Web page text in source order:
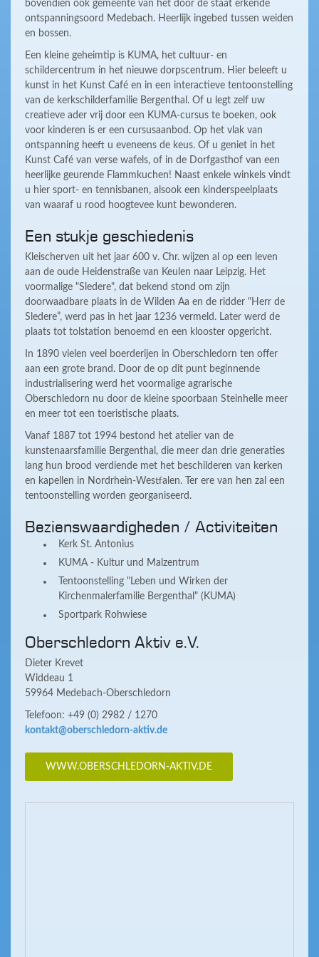
bovendien ook gemeente van het door de staat erkende
ontspanningsoord Medebach. Heerlijk ingebed tussen weiden
en bossen.
Een kleine geheimtip is KUMA, het cultuur- en
schildercentrum in het nieuwe dorpscentrum. Hier beleeft u
kunst in het Kunst Café en in een interactieve tentoonstelling
van de kerkschilderfamilie Bergenthal. Of u legt zelf uw
creatieve ader vrij door een KUMA-cursus te boeken, ook
voor kinderen is er een cursusaanbod. Op het vlak van
ontspanning heeft u eveneens de keus. Of u geniet in het
Kunst Café van verse wafels, of in de Dorfgasthof van een
heerlijke geurende Flammkuchen! Naast enkele winkels vindt
u hier sport- en tennisbanen, alsook een kinderspeelplaats
van waaraf u rood hoogtevee kunt bewonderen.
Een stukje geschiedenis
Kleischerven uit het jaar 600 v. Chr. wijzen al op een leven
aan de oude Heidenstraße van Keulen naar Leipzig. Het
voormalige "Sledere", dat bekend stond om zijn
doorwaadbare plaats in de Wilden Aa en de ridder "Herr de
Sledere”, werd pas in het jaar 1236 vermeld. Later werd de
plaats tot tolstation benoemd en een klooster opgericht.
In 1890 vielen veel boerderijen in Oberschledorn ten offer
aan een grote brand. Door de op dit punt beginnende
industrialisering werd het voormalige agrarische
Oberschledorn nu door de kleine spoorbaan Steinhelle meer
en meer tot een toeristische plaats.
Vanaf 1887 tot 1994 bestond het atelier van de
kunstenaarsfamilie Bergenthal, die meer dan drie generaties
lang hun brood verdiende met het beschilderen van kerken
en kapellen in Nordrhein-Westfalen. Ter ere van hen zal een
tentoonstelling worden georganiseerd.
Bezienswaardigheden / Activiteiten
Kerk St. Antonius
KUMA - Kultur und Malzentrum
Tentoonstelling "Leben und Wirken der
Kirchenmalerfamilie Bergenthal" (KUMA)
Sportpark Rohwiese
Oberschledorn Aktiv e.V.
Dieter Krevet
Widdeau 1
59964 Medebach-Oberschledorn
Telefoon: +49 (0) 2982 / 1270
kontakt@oberschledorn-aktiv.de
WWW.OBERSCHLEDORN-AKTIV.DE